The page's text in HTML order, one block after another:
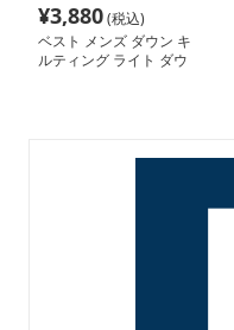
¥3,880(税込)
ベスト メンズ ダウン キ
ルティング ライト ダウ